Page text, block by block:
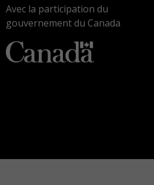
Avec la participation du
gouvernement du Canada